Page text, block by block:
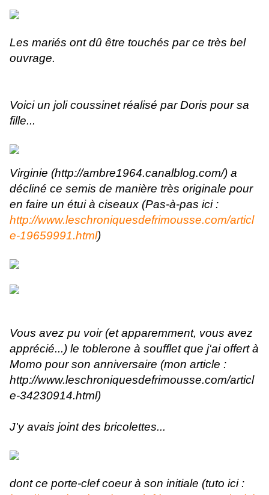
Les mariés ont dû être touchés par ce très bel
ouvrage.
Voici un joli coussinet réalisé par Doris pour sa
fille...
Virginie (http://ambre1964.canalblog.com/) a
décliné ce semis de manière très originale pour
en faire un étui à ciseaux (Pas-à-pas ici :
http://www.leschroniquesdefrimousse.com/articl
e-19659991.html)
Vous avez pu voir (et apparemment, vous avez
apprécié...) le toblerone à soufflet que j'ai offert à
Momo pour son anniversaire (mon article :
http://www.leschroniquesdefrimousse.com/articl
e-34230914.html)
J'y avais joint des bricolettes...
dont ce porte-clef coeur à son initiale (tuto ici :